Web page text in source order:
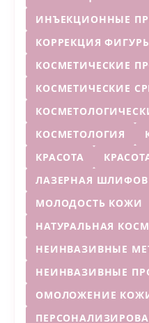
ИНЪЕКЦИОННЫЕ
КОРРЕКЦИЯ
КОСМЕТИЧЕСКИЕ
КОСМЕТИЧЕСКИЕ
КОСМЕТОЛОГИЯ
КРАСОТА
ЛАЗЕРНАЯ
МОЛОДОСТЬ КОЖИ
НАТУРАЛЬНАЯ
НЕИНВАЗИВНЫЕ
НЕИНВАЗИВНЫЕ
ОМОЛОЖЕНИЕ